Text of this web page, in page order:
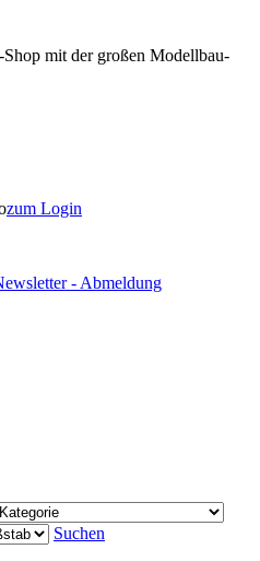
mit der großen Modellbau-
zum Login
- Abmeldung
Suchen